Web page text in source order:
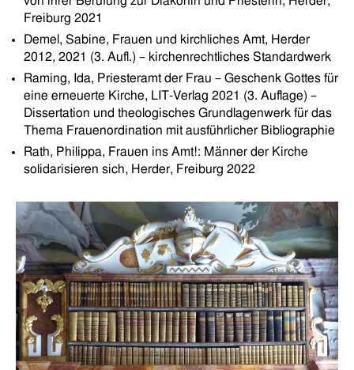
Freiburg 2021
Demel, Sabine, Frauen und kirchliches Amt, Herder
2012, 2021 (3. Aufl.) – kirchenrechtliches Standardwerk
Raming, Ida, Priesteramt der Frau – Geschenk Gottes für
eine erneuerte Kirche, LIT-Verlag 2021 (3. Auflage) –
Dissertation und theologisches Grundlagenwerk für das
Thema Frauenordination mit ausführlicher Bibliographie
Rath, Philippa, Frauen ins Amt!: Männer der Kirche
solidarisieren sich, Herder, Freiburg 2022